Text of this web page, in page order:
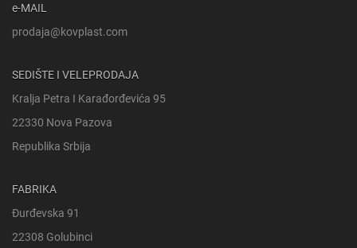
e-MAIL
prodaja@kovplast.com
SEDIŠTE I VELEPRODAJA
Kralja Petra I Karađorđevića 95
22330 Nova Pazova
Republika Srbija
FABRIKA
Đurđevska 91
22308 Golubinci